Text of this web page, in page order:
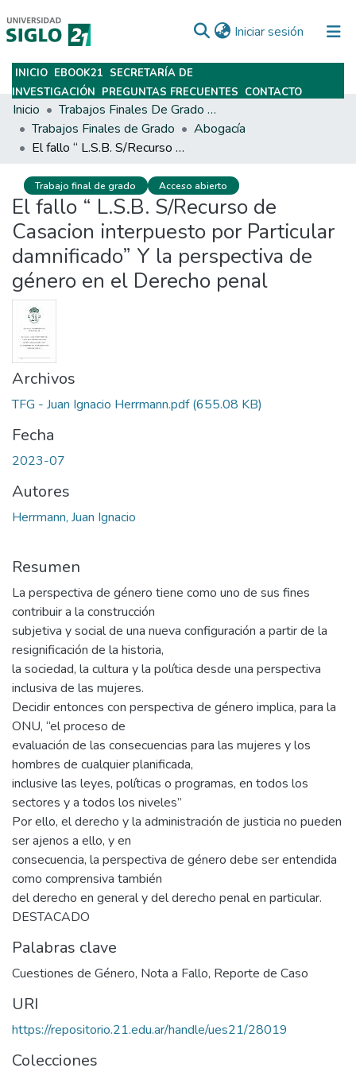
Iniciar sesión (current)
Subir
INICIO EBOOK21 SECRETARÍA DE
INVESTIGACIÓN PREGUNTAS FRECUENTES CONTACTO
Inicio
Trabajos Finales De Grado Y Posgrado
Trabajos Finales de Grado
Abogacía
El fallo “ L.S.B. S/Recurso de Casacion interpuesto por Particular damnificado” Y la perspectiva de género en el Derecho penal
Trabajo final de grado Acceso abierto
El fallo “ L.S.B. S/Recurso de
Casacion interpuesto por Particular
damnificado” Y la perspectiva de
género en el Derecho penal
Archivos
TFG - Juan Ignacio Herrmann.pdf(655.08 KB)
Fecha
2023-07
Autores
Herrmann, Juan Ignacio
Resumen
La perspectiva de género tiene como uno de sus fines
contribuir a la construcción
subjetiva y social de una nueva configuración a partir de la
resignificación de la historia,
la sociedad, la cultura y la política desde una perspectiva
inclusiva de las mujeres.
Decidir entonces con perspectiva de género implica, para la
ONU, “el proceso de
evaluación de las consecuencias para las mujeres y los
hombres de cualquier planificada,
inclusive las leyes, políticas o programas, en todos los
sectores y a todos los niveles”
Por ello, el derecho y la administración de justicia no pueden
ser ajenos a ello, y en
consecuencia, la perspectiva de género debe ser entendida
como comprensiva también
del derecho en general y del derecho penal en particular.
DESTACADO
Palabras clave
Cuestiones de Género, Nota a Fallo, Reporte de Caso
URI
https://repositorio.21.edu.ar/handle/ues21/28019
Colecciones